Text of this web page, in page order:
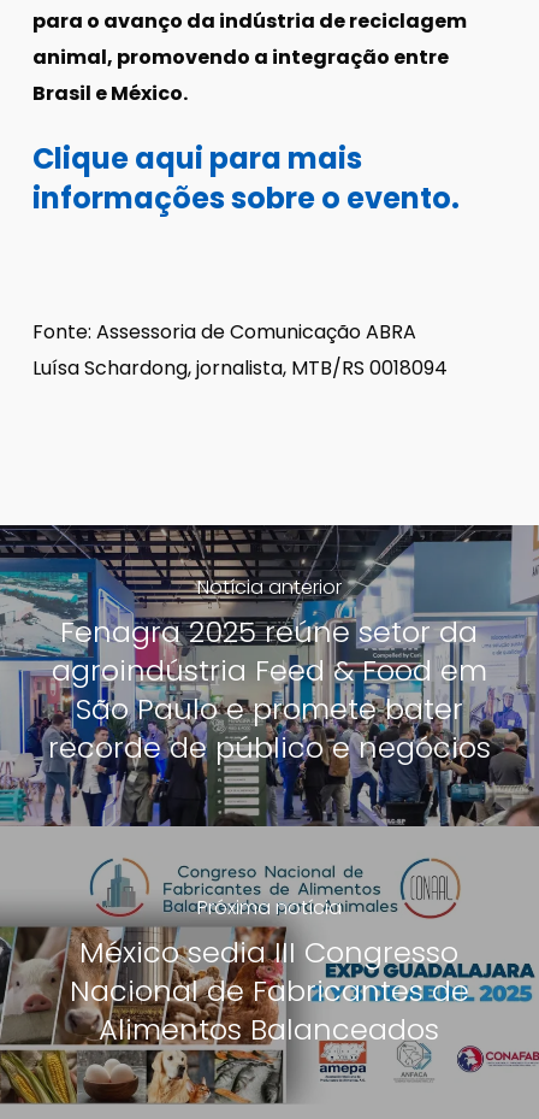
para o avanço da indústria de reciclagem
animal, promovendo a integração entre
Brasil e México.
Clique aqui para mais
informações sobre o evento.
Fonte: Assessoria de Comunicação ABRA
Luísa Schardong, jornalista, MTB/RS 0018094
Notícia anterior
Fenagra 2025 reúne setor da
agroindústria Feed & Food em
São Paulo e promete bater
recorde de público e negócios
Próxima notícia
México sedia III Congresso
Nacional de Fabricantes de
Alimentos Balanceados